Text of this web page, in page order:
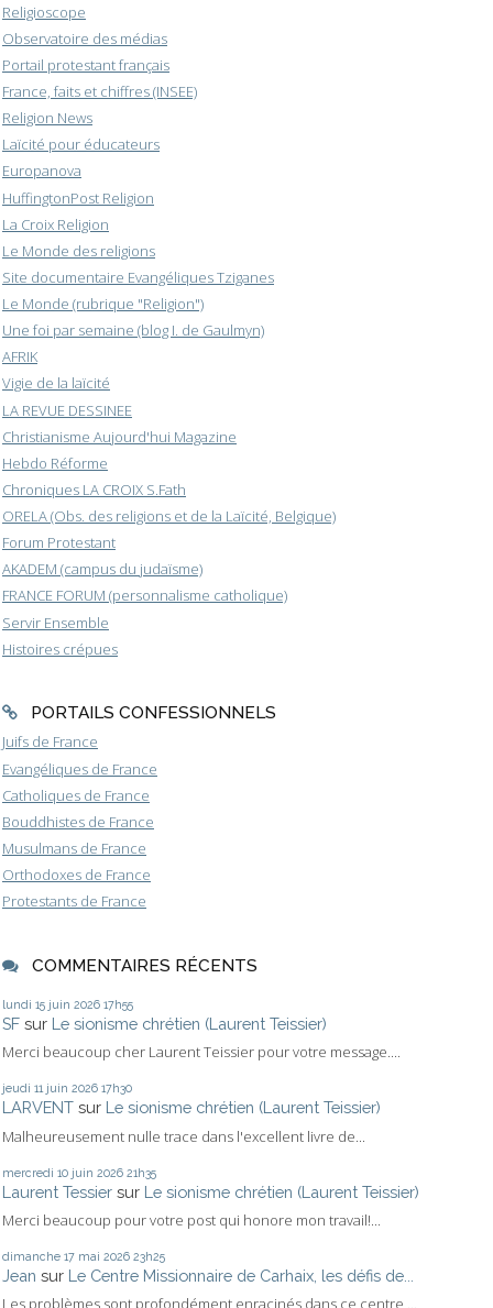
Religioscope
Observatoire des médias
Portail protestant français
France, faits et chiffres (INSEE)
Religion News
Laïcité pour éducateurs
Europanova
HuffingtonPost Religion
La Croix Religion
Le Monde des religions
Site documentaire Evangéliques Tziganes
Le Monde (rubrique "Religion")
Une foi par semaine (blog I. de Gaulmyn)
AFRIK
Vigie de la laïcité
LA REVUE DESSINEE
Christianisme Aujourd'hui Magazine
Hebdo Réforme
Chroniques LA CROIX S.Fath
ORELA (Obs. des religions et de la Laïcité, Belgique)
Forum Protestant
AKADEM (campus du judaïsme)
FRANCE FORUM (personnalisme catholique)
Servir Ensemble
Histoires crépues
PORTAILS CONFESSIONNELS
Juifs de France
Evangéliques de France
Catholiques de France
Bouddhistes de France
Musulmans de France
Orthodoxes de France
Protestants de France
COMMENTAIRES RÉCENTS
lundi 15 juin 2026 17h55
SF sur Le sionisme chrétien (Laurent Teissier)
Merci beaucoup cher Laurent Teissier pour votre message....
jeudi 11 juin 2026 17h30
LARVENT sur Le sionisme chrétien (Laurent Teissier)
Malheureusement nulle trace dans l'excellent livre de...
mercredi 10 juin 2026 21h35
Laurent Tessier sur Le sionisme chrétien (Laurent Teissier)
Merci beaucoup pour votre post qui honore mon travail!...
dimanche 17 mai 2026 23h25
Jean sur Le Centre Missionnaire de Carhaix, les défis de...
Les problèmes sont profondément enracinés dans ce centre,...